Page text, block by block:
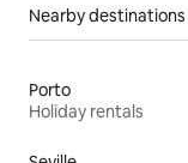
Nearby destinations
Porto
Holiday rentals